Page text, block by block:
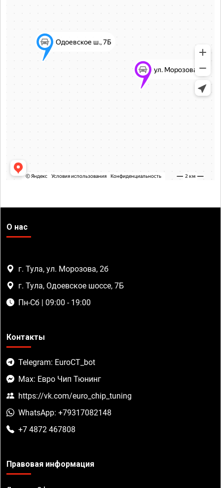
О нас
г. Тула, ул. Морозова, 2б
г. Тула, Одоевское шоссе, 7Б
Пн-Сб | 09:00 - 19:00
Контакты
Telegram: EuroCT_bot
Max: Евро Чип Тюнинг
https://vk.com/euro_chip_tuning
WhatsApp: +79317082148
+7 4872 467808
Правовая информация